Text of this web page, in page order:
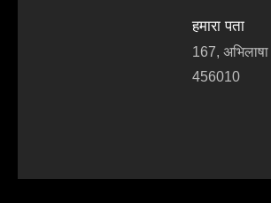
हमारा पता
167,
456010